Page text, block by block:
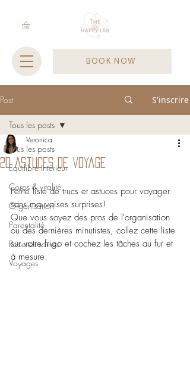
BOOK NOW
Post S'inscrire
Tous les posts
Equilibre intérieur
Corps & vitalité
Organisation
Parentalité
Recettes saines
Voyages
Tous les posts
20 Astuces de voyage
Veronica
Petite liste de trucs et astuces pour voyager
sans mauvaises surprises!
Que vous soyez des pros de l'organisation
ou des dernières minutistes, collez cette liste
sur votre frigo et cochez les tâches au fur et
à mesure.